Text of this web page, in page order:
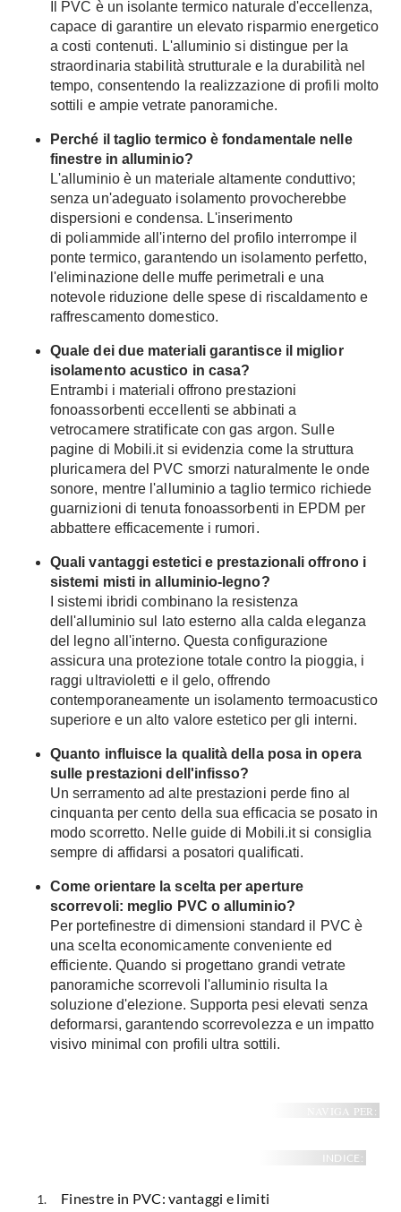
Il PVC è un isolante termico naturale d'eccellenza,
capace di garantire un elevato risparmio energetico
a costi contenuti. L'alluminio si distingue per la
straordinaria stabilità strutturale e la durabilità nel
tempo, consentendo la realizzazione di profili molto
sottili e ampie vetrate panoramiche.
Perché il taglio termico è fondamentale nelle
finestre in alluminio?
L'alluminio è un materiale altamente conduttivo;
senza un'adeguato isolamento provocherebbe
dispersioni e condensa. L'inserimento
di poliammide all'interno del profilo interrompe il
ponte termico, garantendo un isolamento perfetto,
l'eliminazione delle muffe perimetrali e una
notevole riduzione delle spese di riscaldamento e
raffrescamento domestico.
Quale dei due materiali garantisce il miglior
isolamento acustico in casa?
Entrambi i materiali offrono prestazioni
fonoassorbenti eccellenti se abbinati a
vetrocamere stratificate con gas argon. Sulle
pagine di Mobili.it si evidenzia come la struttura
pluricamera del PVC smorzi naturalmente le onde
sonore, mentre l'alluminio a taglio termico richiede
guarnizioni di tenuta fonoassorbenti in EPDM per
abbattere efficacemente i rumori.
Quali vantaggi estetici e prestazionali offrono i
sistemi misti in alluminio-legno?
I sistemi ibridi combinano la resistenza
dell'alluminio sul lato esterno alla calda eleganza
del legno all'interno. Questa configurazione
assicura una protezione totale contro la pioggia, i
raggi ultravioletti e il gelo, offrendo
contemporaneamente un isolamento termoacustico
superiore e un alto valore estetico per gli interni.
Quanto influisce la qualità della posa in opera
sulle prestazioni dell'infisso?
Un serramento ad alte prestazioni perde fino al
cinquanta per cento della sua efficacia se posato in
modo scorretto. Nelle guide di Mobili.it si consiglia
sempre di affidarsi a posatori qualificati.
Come orientare la scelta per aperture
scorrevoli: meglio PVC o alluminio?
Per portefinestre di dimensioni standard il PVC è
una scelta economicamente conveniente ed
efficiente. Quando si progettano grandi vetrate
panoramiche scorrevoli l'alluminio risulta la
soluzione d'elezione. Supporta pesi elevati senza
deformarsi, garantendo scorrevolezza e un impatto
visivo minimal con profili ultra sottili.
NAVIGA PER:
INDICE:
Finestre in PVC: vantaggi e limiti